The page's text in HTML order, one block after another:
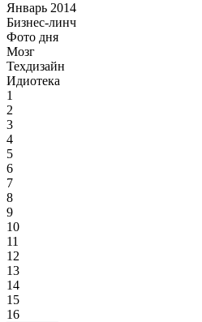
Январь 2014
Бизнес-линч
Фото дня
Мозг
Техдизайн
Идиотека
1
2
3
4
5
6
7
8
9
10
11
12
13
14
15
16